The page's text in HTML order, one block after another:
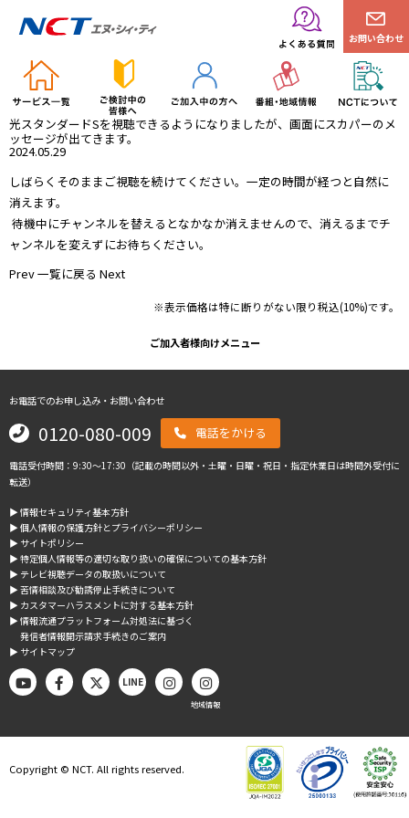
お問い合わせ
光スタンダードSを視聴できるようになりましたが、画面にスカパーのメ
ッセージが出てきます。
2024.05.29
しばらくそのままご視聴を続けてください。一定の時間が経つと自然に
消えます。
待機中にチャンネルを替えるとなかなか消えませんので、消えるまでチ
ャンネルを変えずにお待ちください。
Prev一覧に戻る Next
※表示価格は特に断りがない限り税込(10%)です。
ご加入者様向けメニュー
お電話でのお申し込み・お問い合わせ
0120-080-009 電話をかける
電話受付時間：9:30～17:30（記載の時間以外・土曜・日曜・祝日・指定休業日は時間外受付に
転送）
▶︎ 情報セキュリティ基本方針
▶︎ 個人情報の保護方針とプライバシーポリシー
▶︎ サイトポリシー
▶︎ 特定個人情報等の適切な取り扱いの確保についての基本方針
▶︎ テレビ視聴データの取扱いについて
▶︎ 苦情相談及び勧誘停止手続きについて
▶︎ カスタマーハラスメントに対する基本方針
▶︎ 情報流通プラットフォーム対処法に基づく
発信者情報開示請求手続きのご案内
▶︎ サイトマップ
LINE
地域情報
Copyright © NCT. All rights reserved.